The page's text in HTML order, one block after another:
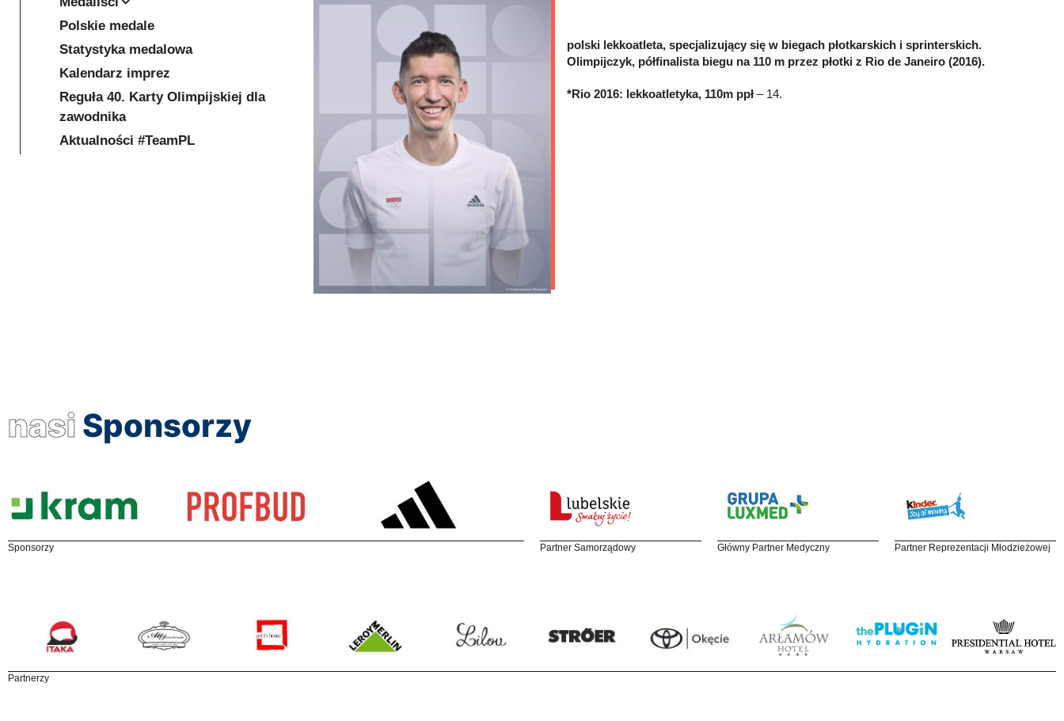
polski lekkoatleta, specjalizujący się w biegach płotkarskich i sprinterskich.
Olimpijczyk, półfinalista biegu na 110 m przez płotki z Rio de Janeiro (2016).
*Rio 2016: lekkoatletyka, 110m ppł – 14.
Polskie medale
Statystyka medalowa
Kalendarz imprez
Reguła 40. Karty Olimpijskiej dla
zawodnika
Aktualności #TeamPL
nasi Sponsorzy
Sponsorzy Partner Samorządowy Główny Partner Medyczny Partner Reprezentacji Młodzieżowej
Partnerzy